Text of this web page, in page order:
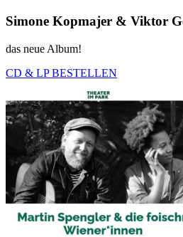
Simone Kopmajer & Viktor
das neue Album!
CD & LP BESTELLEN